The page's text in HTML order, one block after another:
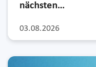
03.08.2026
nächsten…